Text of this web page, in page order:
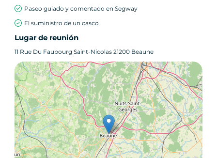
Paseo guiado y comentado en Segway
El suministro de un casco
Lugar de reunión
11 Rue Du Faubourg Saint-Nicolas 21200 Beaune